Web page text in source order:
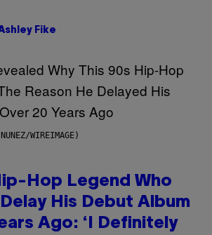
Fike
WIREIMAGE)
Hop Legend Who
His Debut Album
Ago: ‘I Definitely